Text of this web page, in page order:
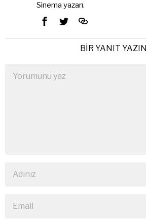
Sinema yazarı.
BIR YANIT YAZIN